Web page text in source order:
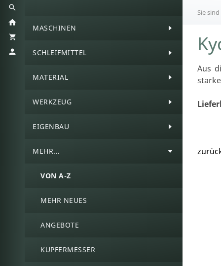
MASCHINEN
SCHLEIFMITTEL
MATERIAL
WERKZEUG
EIGENBAU
MEHR...
VON A-Z
MEHR NEUES
ANGEBOTE
KUPFERMESSER
Sie
Aus